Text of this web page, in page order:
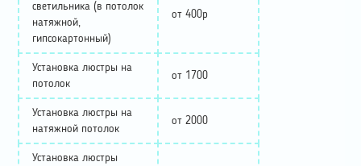
светильника (в потолок
натяжной,
гипсокартонный)
от 400р
Установка люстры на
потолок
от 1700
Установка люстры на
натяжной потолок
от 2000
Установка люстры